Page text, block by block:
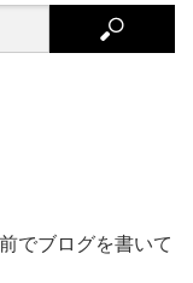
でブログを書いて